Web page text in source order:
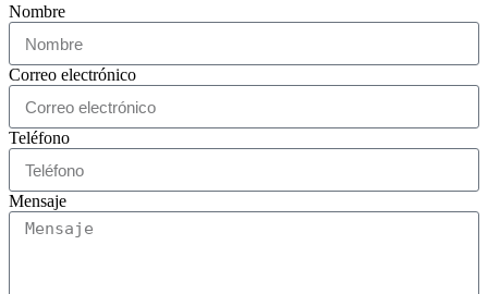
Nombre
Correo electrónico
Teléfono
Mensaje